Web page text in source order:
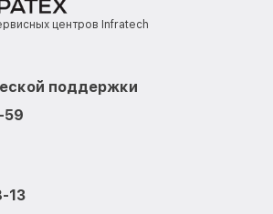
центров Infratech
поддержки
59
13